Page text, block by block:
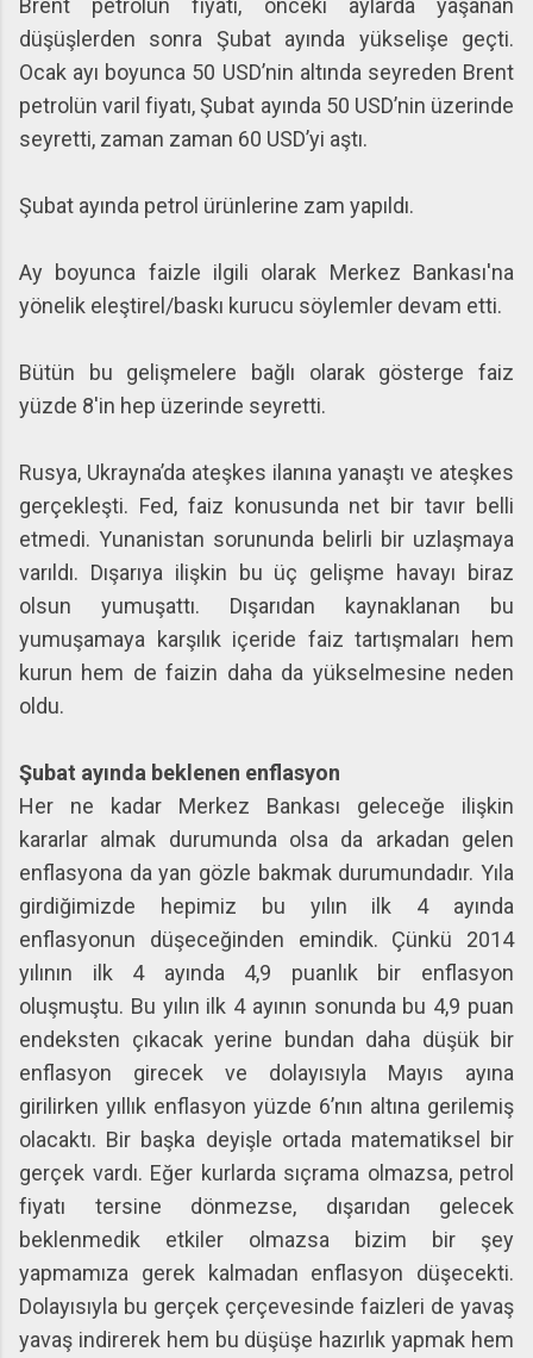
Brent petrolün fiyatı, önceki aylarda yaşanan
düşüşlerden sonra Şubat ayında yükselişe geçti.
Ocak ayı boyunca 50 USD’nin altında seyreden Brent
petrolün varil fiyatı, Şubat ayında 50 USD’nin üzerinde
seyretti, zaman zaman 60 USD’yi aştı.
Şubat ayında petrol ürünlerine zam yapıldı.
Ay boyunca faizle ilgili olarak Merkez Bankası'na
yönelik eleştirel/baskı kurucu söylemler devam etti.
Bütün bu gelişmelere bağlı olarak gösterge faiz
yüzde 8'in hep üzerinde seyretti.
Rusya, Ukrayna’da ateşkes ilanına yanaştı ve ateşkes
gerçekleşti. Fed, faiz konusunda net bir tavır belli
etmedi. Yunanistan sorununda belirli bir uzlaşmaya
varıldı. Dışarıya ilişkin bu üç gelişme havayı biraz
olsun yumuşattı. Dışarıdan kaynaklanan bu
yumuşamaya karşılık içeride faiz tartışmaları hem
kurun hem de faizin daha da yükselmesine neden
oldu.
Şubat ayında beklenen enflasyon
Her ne kadar Merkez Bankası geleceğe ilişkin
kararlar almak durumunda olsa da arkadan gelen
enflasyona da yan gözle bakmak durumundadır. Yıla
girdiğimizde hepimiz bu yılın ilk 4 ayında
enflasyonun düşeceğinden emindik. Çünkü 2014
yılının ilk 4 ayında 4,9 puanlık bir enflasyon
oluşmuştu. Bu yılın ilk 4 ayının sonunda bu 4,9 puan
endeksten çıkacak yerine bundan daha düşük bir
enflasyon girecek ve dolayısıyla Mayıs ayına
girilirken yıllık enflasyon yüzde 6’nın altına gerilemiş
olacaktı. Bir başka deyişle ortada matematiksel bir
gerçek vardı. Eğer kurlarda sıçrama olmazsa, petrol
fiyatı tersine dönmezse, dışarıdan gelecek
beklenmedik etkiler olmazsa bizim bir şey
yapmamıza gerek kalmadan enflasyon düşecekti.
Dolayısıyla bu gerçek çerçevesinde faizleri de yavaş
yavaş indirerek hem bu düşüşe hazırlık yapmak hem